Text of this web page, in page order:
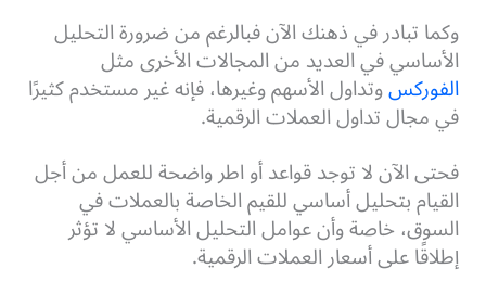
وكما تبادر في ذهنك الآن فبالرغم من ضرورة التحليل
الأساسي في العديد من المجالات الأخرى مثل
الفوركسوتداول الأسهم وغيرها، فإنه غير مستخدم كثيرًا
في مجال تداول العملات الرقمية.
فحتى الآن لا توجد قواعد أو اطر واضحة للعمل من أجل
القيام بتحليل أساسي للقيم الخاصة بالعملات في
السوق، خاصة وأن عوامل التحليل الأساسي لا تؤثر
إطلاقًا على أسعار العملات الرقمية.